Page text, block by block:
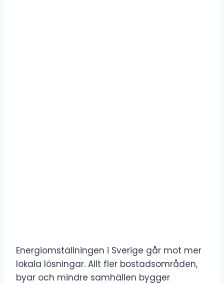
Energiomställningen i Sverige går mot mer
lokala lösningar. Allt fler bostadsområden,
byar och mindre samhällen bygger